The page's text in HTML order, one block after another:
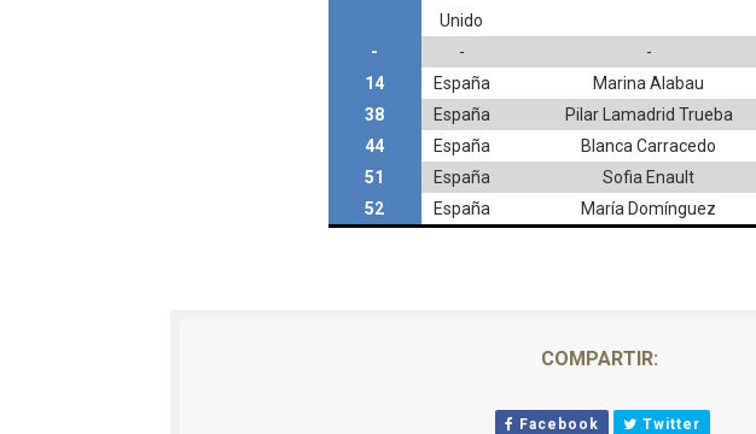
Unido
- - -
14
España Marina Alabau
38
España Pilar Lamadrid Trueba
44
España Blanca Carracedo
51
España Sofia Enault
52
España María Domínguez
COMPARTIR:
Facebook Twitter